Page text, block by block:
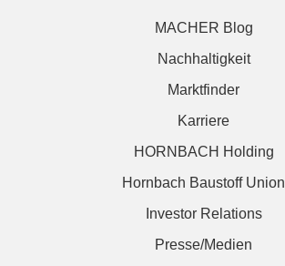
MACHER Blog
Nachhaltigkeit
Marktfinder
Karriere
HORNBACH Holding
Hornbach Baustoff Union
Investor Relations
Presse/Medien